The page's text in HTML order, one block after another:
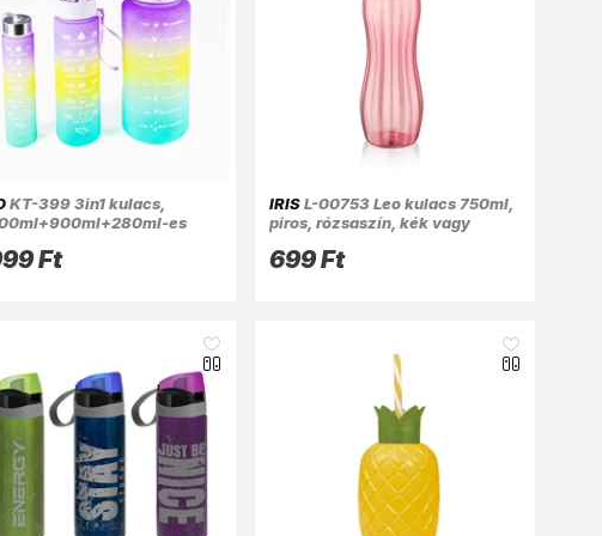
KT-399 3in1 kulacs,
es
idézetekkel és
Ft
IRISL-00753 Leo kulacs 750ml,
piros, rózsaszín, kék vagy
699 Ft